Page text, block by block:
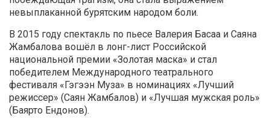
невыплаканной бурятским народом боли.
В 2015 году спектакль по пьесе Валерия Басаа и Саяна
Жамбалова вошёл в лонг-лист Российской
национальной премии «Золотая маска» и стал
победителем Международного театрального
фестиваля «Гэгээн Муза» в номинациях «Лучший
режиссер» (Саян Жамбалов) и «Лучшая мужская роль»
(Баярто Ендонов).